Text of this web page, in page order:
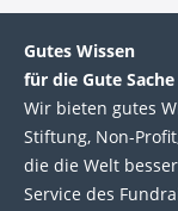
Gutes Wissen
für die Gute Sache
Wir bie­ten gutes
Stif­tung, Non-
die die Welt
Service des